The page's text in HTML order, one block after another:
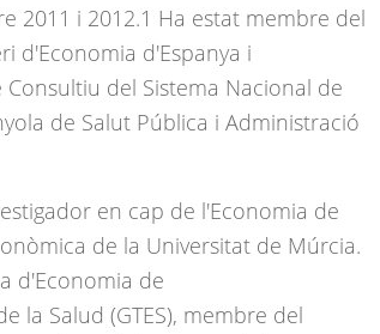
2011 i 2012.1 Ha estat membre del
d'Economia d'Espanya i
del Sistema Nacional de
de Salut Pública i Administració
en cap de l'Economia de
de la Universitat de Múrcia.
d'Economia de
la Salud (GTES), membre del